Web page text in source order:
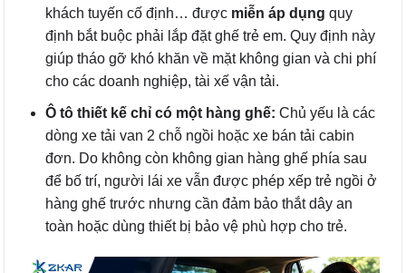
khách tuyến cố định… được miễn áp dụng quy
định bắt buộc phải lắp đặt ghế trẻ em. Quy định này
giúp tháo gỡ khó khăn về mặt không gian và chi phí
cho các doanh nghiệp, tài xế vận tải.
Ô tô thiết kế chỉ có một hàng ghế: Chủ yếu là các
dòng xe tải van 2 chỗ ngồi hoặc xe bán tải cabin
đơn. Do không còn không gian hàng ghế phía sau
để bố trí, người lái xe vẫn được phép xếp trẻ ngồi ở
hàng ghế trước nhưng cần đảm bảo thắt dây an
toàn hoặc dùng thiết bị bảo vệ phù hợp cho trẻ.